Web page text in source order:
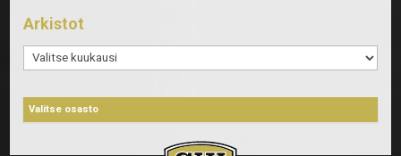
Arkistot
Arkistot